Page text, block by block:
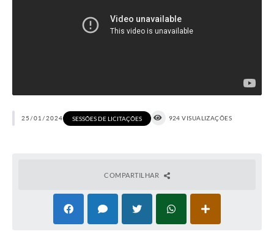
25/01/2024 SESSÕES DE LICITAÇÕES 924 VISUALIZAÇÕES
COMPARTILHAR